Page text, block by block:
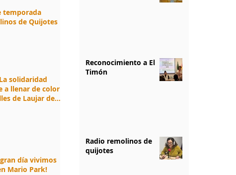
temporada
de Quijotes
solidaridad
a llenar de color
de Laujar de
gran día vivimos
Mario Park!
Reconocimiento a El
Timón
Radio remolinos de
quijotes